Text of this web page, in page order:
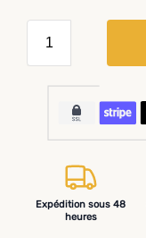
Expédition sous 48
heures